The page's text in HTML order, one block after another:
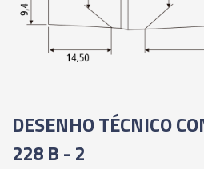
DESENHO TÉCNICO
228 B - 2